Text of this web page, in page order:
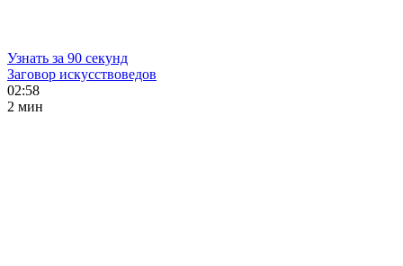
Узнать за 90 секунд
Заговор искусствоведов
02:58
2 мин